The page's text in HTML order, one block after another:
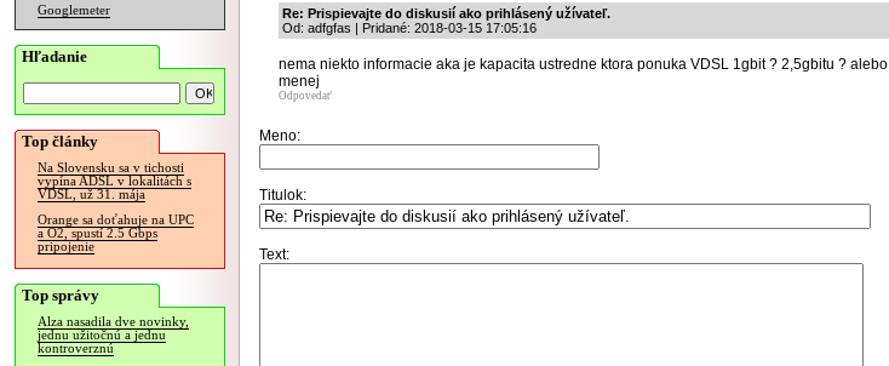
Googlemeter
Hľadanie
Top články
Na Slovensku sa v tichosti
vypína ADSL v lokalitách s
VDSL, už 31. mája
Orange sa doťahuje na UPC
a O2, spustí 2.5 Gbps
pripojenie
Top správy
Alza nasadila dve novinky,
jednu užitočnú a jednu
kontroverznú
Re: Prispievajte do diskusií ako prihlásený užívateľ.
Od: adfgfas | Pridané: 2018-03-15 17:05:16
nema niekto informacie aka je kapacita ustredne ktora ponuka VDSL 1gbit ? 2,5gbitu ? alebo
menej
Odpovedať
Meno:
Titulok:
Text: